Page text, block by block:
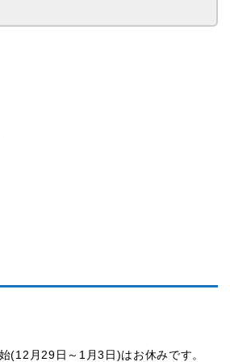
(12月29日～1月3日)はお休みです。